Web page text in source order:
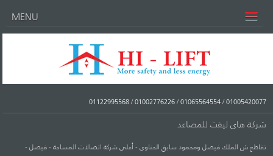
MENU
01005420077
/
01065564554
/
01002776226
/
01122995568
شركة هاى ليفت للمصاعد
تقاطع ش الملك فيصل ومحمود سابق الحناوى - أعلى شركة اتصالات المساحة - فيصل -